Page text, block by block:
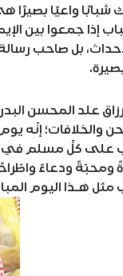
شبابًا واعيًا
إذا جمعوا بين
بل صاحب
علد المحسن
والخلافات؛ إنّه
على كلِّ مسلم في
ومحبّةً ودعاءً
مثل هـذا اليوم